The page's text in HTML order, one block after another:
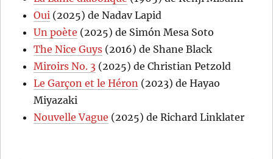
Oui (2025) de Nadav Lapid
Un poète (2025) de Simón Mesa Soto
The Nice Guys (2016) de Shane Black
Miroirs No. 3 (2025) de Christian Petzold
Le Garçon et le Héron (2023) de Hayao
Miyazaki
Nouvelle Vague (2025) de Richard Linklater